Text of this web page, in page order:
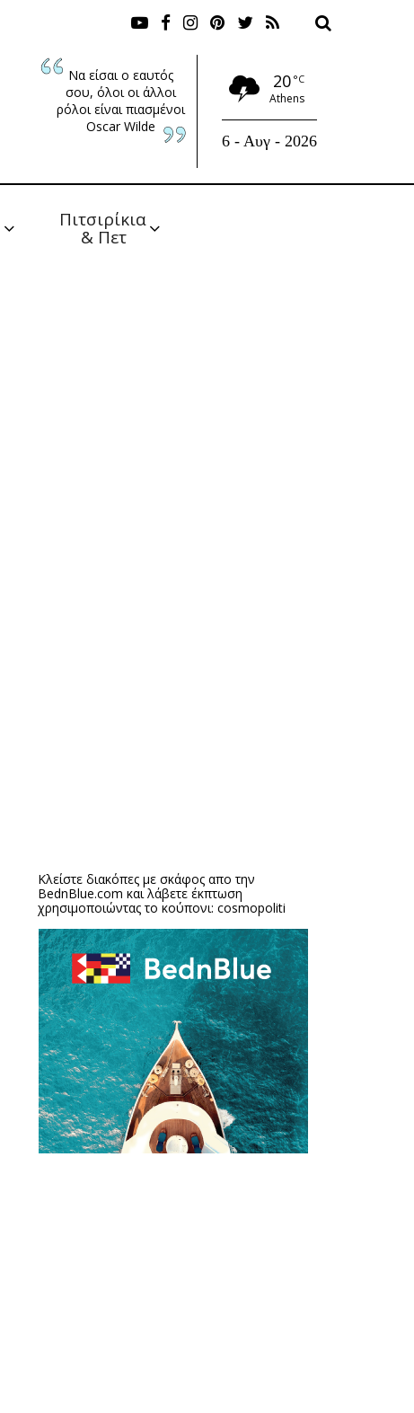
Να είσαι ο εαυτός
σου, όλοι οι άλλοι
ρόλοι είναι πιασμένοι
Oscar Wilde
20 °C
Athens
6 - Αυγ - 2026
Πιτσιρίκια
& Πετ
Κλείστε διακόπες με σκάφος απο την
BednBlue.com και λάβετε έκπτωση
χρησιμοποιώντας το κούπονι: cosmopoliti